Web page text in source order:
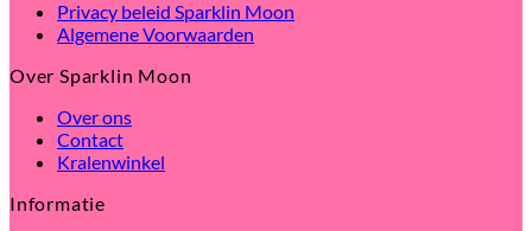
Privacy beleid Sparklin Moon
Algemene Voorwaarden
Over Sparklin Moon
Over ons
Contact
Kralenwinkel
Informatie